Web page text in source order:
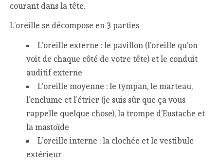
courant dans la tête.
L’oreille se décompose en 3 parties
L’oreille externe : le pavillon (l’oreille qu’on
voit de chaque côté de votre tête) et le conduit
auditif externe
L’oreille moyenne : le tympan, le marteau,
l’enclume et l’étrier (je suis sûr que ça vous
rappelle quelque chose), la trompe d’Eustache et
la mastoïde
L’oreille interne : la clochée et le vestibule
extérieur